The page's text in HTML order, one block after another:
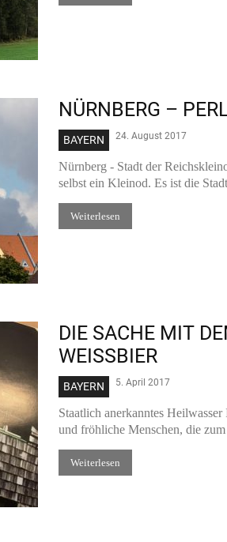
NÜRNBERG –
BAYERN 24. August 2017
Nürnberg - Stadt der
selbst ein Kleinod. Es ist die
Weiterlesen
DIE SACHE MIT
WEISSBIER
BAYERN 5. April 2017
Staatlich anerkanntes
und fröhliche Menschen, die
Weiterlesen